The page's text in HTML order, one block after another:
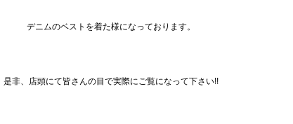
デニムのベストを着た様になっております。
是非、店頭にて皆さんの目で実際にご覧になって下さい!!